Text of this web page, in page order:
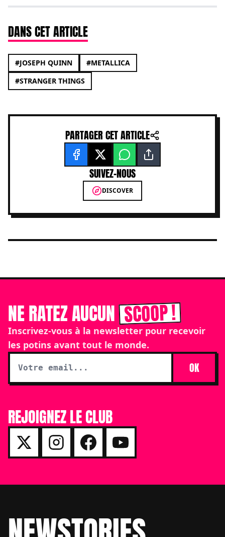
DANS CET ARTICLE
#JOSEPH QUINN
#METALLICA
#STRANGER THINGS
PARTAGER CET ARTICLE
SUIVEZ-NOUS
DISCOVER
NE RATEZ AUCUNSCOOP !
Inscrivez-vous à la newsletter pour recevoir
les potins avant tout le monde.
OK
REJOIGNEZ LE CLUB
Footer